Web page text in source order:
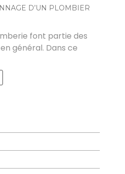
D’UN PLOMBIER
font partie des
général. Dans ce